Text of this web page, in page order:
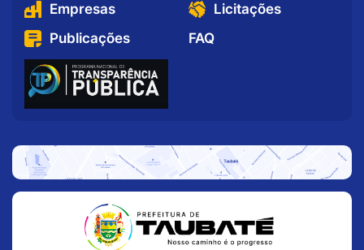
Empresas
Licitações
Publicações
FAQ